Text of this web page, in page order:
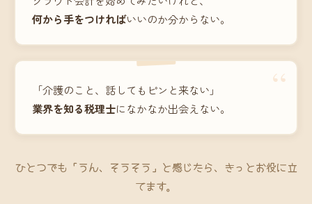
何から手をつければいいのか分からない。
“
「介護のこと、話してもピンと来ない」
業界を知る税理士になかなか出会えない。
ひとつでも「うん、そうそう」と感じたら、きっとお役に立
てます。